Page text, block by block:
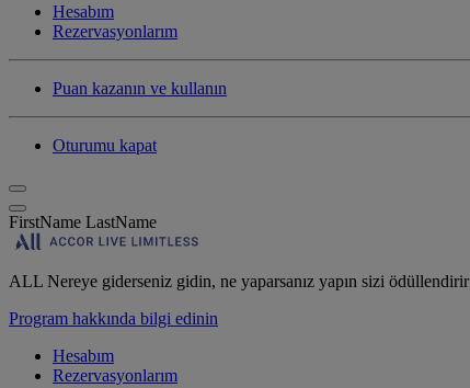
Hesabım
Rezervasyonlarım
Puan kazanın ve kullanın
Oturumu kapat
FirstName LastName
ALL Nereye giderseniz gidin, ne yaparsanız yapın sizi ödüllendirir
Program hakkında bilgi edinin
Hesabım
Rezervasyonlarım